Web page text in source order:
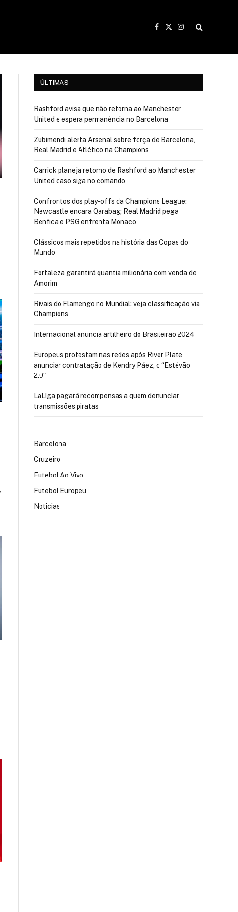
Facebook
X
Instagram
ÚLTIMAS
Rashford avisa que não retorna ao Manchester
United e espera permanência no Barcelona
Zubimendi alerta Arsenal sobre força de Barcelona,
Real Madrid e Atlético na Champions
Carrick planeja retorno de Rashford ao Manchester
United caso siga no comando
Confrontos dos play-offs da Champions League:
Newcastle encara Qarabag; Real Madrid pega
Benfica e PSG enfrenta Monaco
Clássicos mais repetidos na história das Copas do
Mundo
Fortaleza garantirá quantia milionária com venda de
Amorim
Rivais do Flamengo no Mundial: veja classificação via
Champions
Internacional anuncia artilheiro do Brasileirão 2024
Europeus protestam nas redes após River Plate
anunciar contratação de Kendry Páez, o “Estêvão
2.0”
LaLiga pagará recompensas a quem denunciar
transmissões piratas
Barcelona
Cruzeiro
Futebol Ao Vivo
Futebol Europeu
Noticias